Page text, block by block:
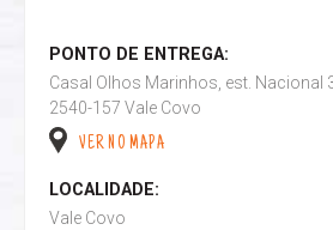
PONTO DE ENTREGA:
Casal Olhos Marinhos, est. Nacional
2540-157 Vale Covo
VER NO MAPA
LOCALIDADE:
Vale Covo